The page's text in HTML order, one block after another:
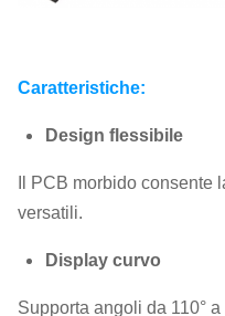
Caratteristiche:
Design flessibile
Il PCB morbido consente
versatili.
Display curvo
Supporta angoli da 110°